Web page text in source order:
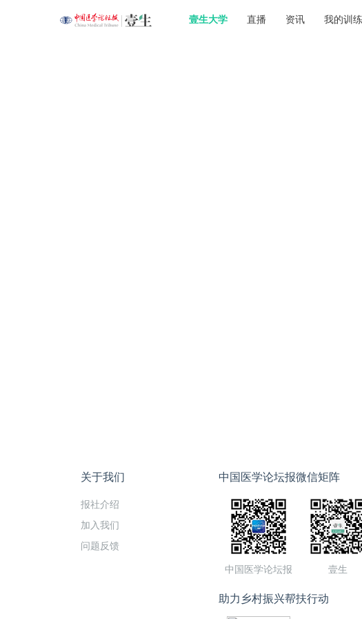
壹生大学 直播 资讯 我的训
关于我们
报社介绍
加入我们
问题反馈
中国医学论坛报微信矩阵
中国医学论坛报 壹生
助力乡村振兴帮扶行动